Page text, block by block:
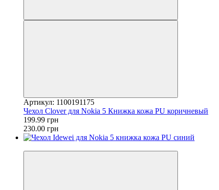
Артикул: 1100191175
Чехол Clover для Nokia 5 Книжка кожа PU коричневый
199.99 грн
230.00 грн